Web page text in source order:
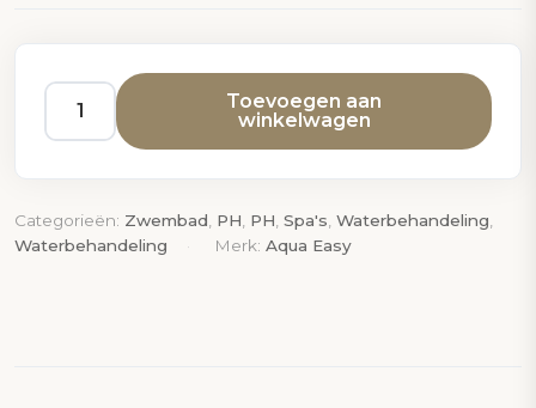
Aqua
1kg
Toevoegen aan
winkelwagen
Categorieën: Zwembad PH PH Spa's Waterbehandeling
Waterbehandeling
Merk: Aqua Easy